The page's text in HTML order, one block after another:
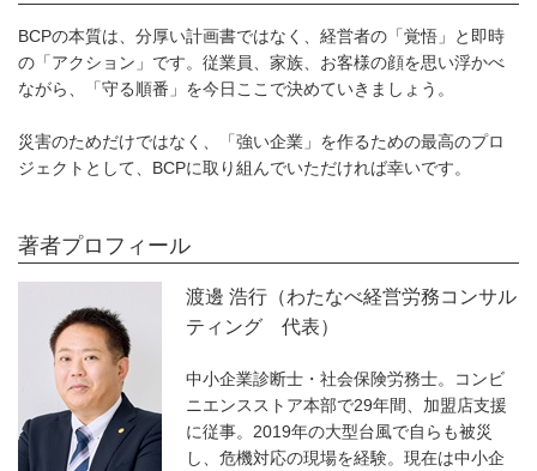
BCPの本質は、分厚い計画書ではなく、経営者の「覚悟」と即時
の「アクション」です。従業員、家族、お客様の顔を思い浮かべ
ながら、「守る順番」を今日ここで決めていきましょう。
災害のためだけではなく、「強い企業」を作るための最高のプロ
ジェクトとして、BCPに取り組んでいただければ幸いです。
著者プロフィール
渡邊 浩行（わたなべ経営労務コンサル
ティング 代表）
中小企業診断士・社会保険労務士。コンビ
ニエンスストア本部で29年間、加盟店支援
に従事。2019年の大型台風で自らも被災
し、危機対応の現場を経験。現在は中小企